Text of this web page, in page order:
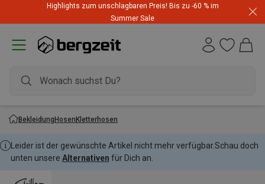
Highlights zum unschlagbaren Preis! Bis zu -60 % im
Summer Sale
BekleidungHosenKletterhosen
Leider ist der gewünschte Artikel nicht mehr verfügbar.Schau doch
unten unsere Alternativen für Dich an.